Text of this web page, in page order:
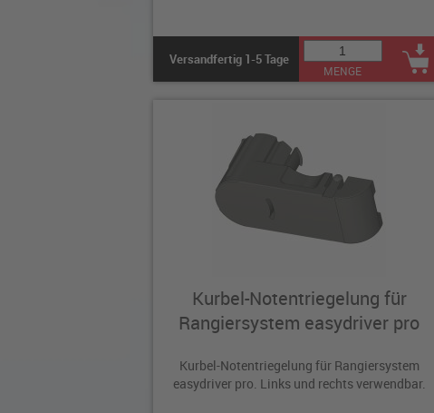
Versandfertig 1-5 Tage
MENGE
Kurbel-Notentriegelung für
Rangiersystem easydriver pro
Kurbel-Notentriegelung für Rangiersystem
easydriver pro. Links und rechts verwendbar.